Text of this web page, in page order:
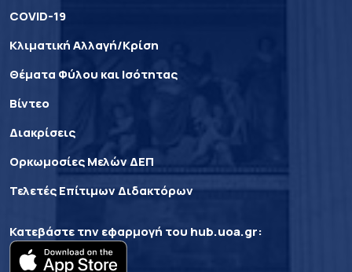
COVID-19
Κλιματική Αλλαγή/Κρίση
Θέματα Φύλου και Ισότητας
Βίντεο
Διακρίσεις
Ορκωμοσίες Μελών ΔΕΠ
Τελετές Επίτιμων Διδακτόρων
Κατεβάστε την εφαρμογή του hub.uoa.gr: